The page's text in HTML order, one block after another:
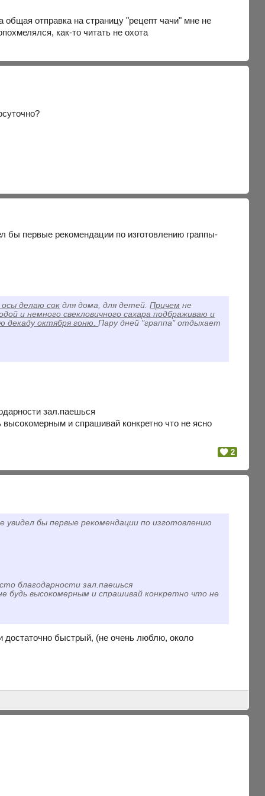
общая отправка на страницу "рецепт чачи" мне не
как-то читать не охота
бы первые рекомендации по изготовлению граппы-
осы делаю сок для дома, для детей.Причем не
и немного свекловичного сахара подбраживаю и
декаду октября гоню.Пару дней "граппа" отдыхает
зал.паешься
и спрашивай конкретно что не ясно
2
бы первые рекомендации по изготовлению
благодарности зал.паешься
будь высокомерным и спрашивай конкретно что не
достаточно быстрый, (не очень люблю, около